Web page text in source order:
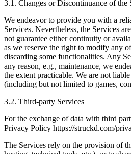
3.1. Changes or Discontinuance of the
We endeavor to provide you with a
Services. Nevertheless, the Services
not guarantee either continuity or
as we reserve the right to modify any
discarding some functionalities. Any
any reason, e.g., maintenance, we
the extent practicable. We are not
(including but not limited to games,
3.2. Third-party Services
For the exchange of data with third
Privacy Policy https://struckd.com/
The Services rely on the provision of